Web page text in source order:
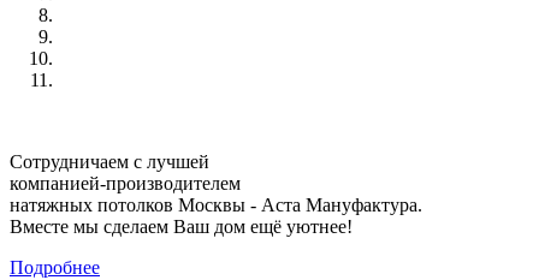
Сотрудничаем с лучшей
компанией-производителем
натяжных потолков Москвы - Аста Мануфактура.
Вместе мы сделаем Ваш дом ещё уютнее!
Подробнее